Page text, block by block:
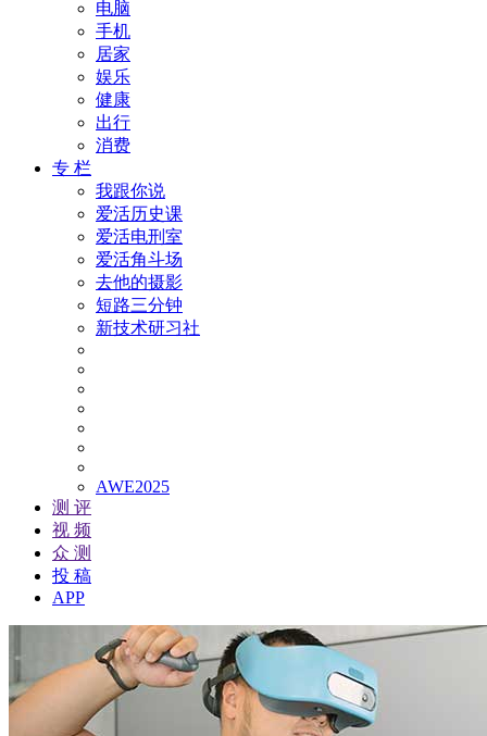
电脑
手机
居家
娱乐
健康
出行
消费
专 栏
我跟你说
爱活历史课
爱活电刑室
爱活角斗场
去他的摄影
短路三分钟
新技术研习社
AWE2025
测 评
视 频
众 测
投 稿
APP